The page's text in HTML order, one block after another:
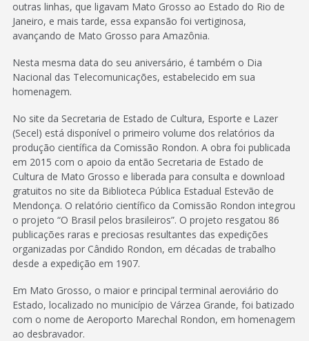
outras linhas, que ligavam Mato Grosso ao Estado do Rio de
Janeiro, e mais tarde, essa expansão foi vertiginosa,
avançando de Mato Grosso para Amazônia.
Nesta mesma data do seu aniversário, é também o Dia
Nacional das Telecomunicações, estabelecido em sua
homenagem.
No site da Secretaria de Estado de Cultura, Esporte e Lazer
(Secel) está disponível o primeiro volume dos relatórios da
produção científica da Comissão Rondon. A obra foi publicada
em 2015 com o apoio da então Secretaria de Estado de
Cultura de Mato Grosso e liberada para consulta e download
gratuitos no site da Biblioteca Pública Estadual Estevão de
Mendonça. O relatório científico da Comissão Rondon integrou
o projeto “O Brasil pelos brasileiros”. O projeto resgatou 86
publicações raras e preciosas resultantes das expedições
organizadas por Cândido Rondon, em décadas de trabalho
desde a expedição em 1907.
Em Mato Grosso, o maior e principal terminal aeroviário do
Estado, localizado no município de Várzea Grande, foi batizado
com o nome de Aeroporto Marechal Rondon, em homenagem
ao desbravador.